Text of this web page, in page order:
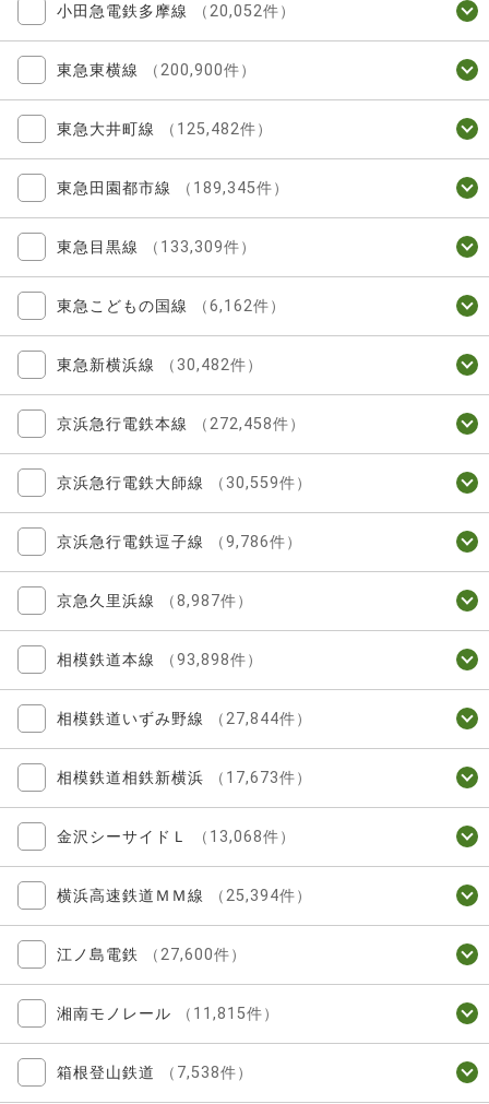
小田急電鉄多摩線 （20,052件）
東急東横線 （200,900件）
東急大井町線 （125,482件）
東急田園都市線 （189,345件）
東急目黒線 （133,309件）
東急こどもの国線 （6,162件）
東急新横浜線 （30,482件）
京浜急行電鉄本線 （272,458件）
京浜急行電鉄大師線 （30,559件）
京浜急行電鉄逗子線 （9,786件）
京急久里浜線 （8,987件）
相模鉄道本線 （93,898件）
相模鉄道いずみ野線 （27,844件）
相模鉄道相鉄新横浜 （17,673件）
金沢シーサイドＬ （13,068件）
横浜高速鉄道ＭＭ線 （25,394件）
江ノ島電鉄 （27,600件）
湘南モノレール （11,815件）
箱根登山鉄道 （7,538件）